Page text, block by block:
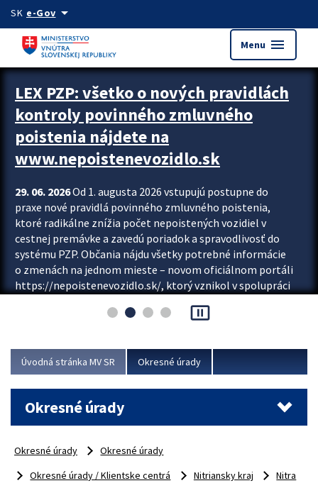
Preskocit na hlavný obsah
SK e-Govarrow_drop_down
Menu menu
Zastavit automatický posun upútavok
LEX PZP: všetko o nových pravidlách
kontroly povinného zmluvného
poistenia nájdete na
www.nepoistenevozidlo.sk
29. 06. 2026Od 1. augusta 2026 vstupujú postupne do
praxe nové pravidlá povinného zmluvného poistenia,
ktoré radikálne znížia počet nepoistených vozidiel v
cestnej premávke a zavedú poriadok a spravodlivosť do
systému PZP. Občania nájdu všetky potrebné informácie
o zmenách na jednom mieste – novom oficiálnom portáli
https://nepoistenevozidlo.sk/, ktorý vznikol v spolupráci
asociácie poisťovní (SLASPO) a Ministerstva vnútra SR.
Viac
pause_presentation
Úvodná stránka MV SR Okresné úrady
Okresné úrady
Okresné úrady
Okresné úrady
Okresné úrady / Klientske centrá
Nitriansky kraj
Nitra